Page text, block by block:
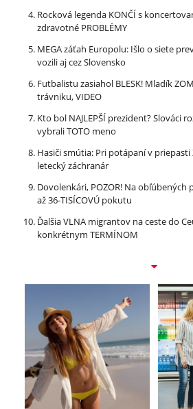
Rocková legenda KONČÍ s
zdravotné PROBLÉMY
MEGA záťah Europolu: Išlo o siete
vozili aj cez Slovensko
Futbalistu zasiahol BLESK! Mladík
trávniku, VIDEO
Kto bol NAJLEPŠÍ prezident? Slováci
vybrali TOTO meno
Hasiči smútia: Pri potápaní v priepasti
letecký záchranár
Dovolenkári, POZOR! Na obľúbených
až 36-TISÍCOVÚ pokutu
Ďalšia VLNA migrantov na ceste do
konkrétnym TERMÍNOM